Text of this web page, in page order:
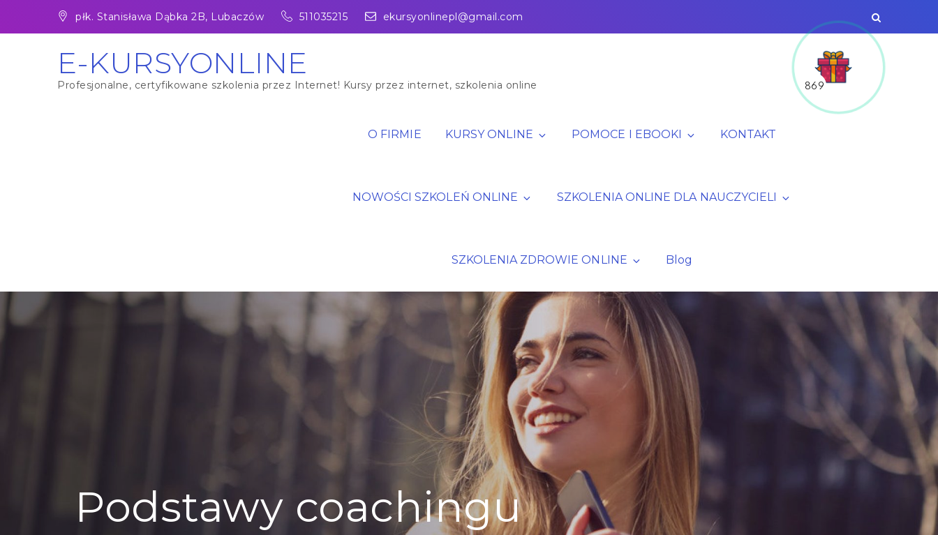
płk. Stanisława Dąbka 2B, Lubaczów 511035215 ekursyonlinepl@gmail.com
E-KURSYONLINE
Profesjonalne, certyfikowane szkolenia przez Internet! Kursy przez internet, szkolenia online
O FIRMIE KURSY ONLINE POMOCE I EBOOKI KONTAKT
NOWOŚCI SZKOLEŃ ONLINE SZKOLENIA ONLINE DLA NAUCZYCIELI
SZKOLENIA ZDROWIE ONLINE Blog
Podstawy coachingu
869